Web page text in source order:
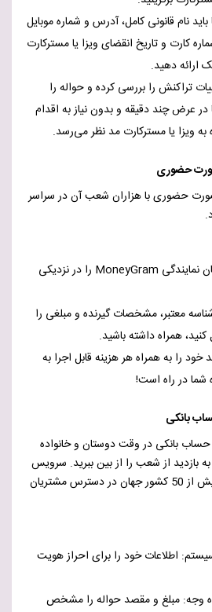
نام قانونی کامل، آدرس و شماره موبایل
کارت و تاریخ انقضای ویزا یا مسترکارت
ارائه دهید.
تراکنش را بررسی کرده و حواله را
در عرض چند دقیقه و بدون نیاز به اقدام
ویزا یا مسترکارت مد نظر می‌رسد.
حضوری
حضوری با هزاران شعب آن در سراسر
نمایندگی MoneyGram را در نزدیکی
شناسه معتبر، مشخصات گیرنده و مبلغی را
همراه داشته باشید.
خود را به همراه هر هزینه قابل اجرا به
شما در راه است!
بانکی
حساب بانکی در وقت دوستان و خانواده
بازدید از شعب را از بین ببرید. سرویس
حواله بانکی مانی گرام در بیش از 50 کشور جهان در دسترس مشتریان
اطلاعات خود را برای احراز هویت
وجه: مبلغ و مقصد حواله را مشخص